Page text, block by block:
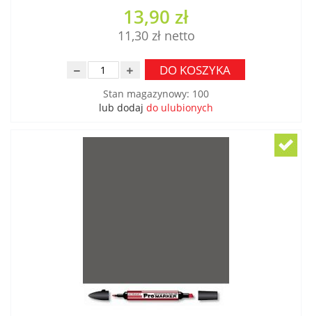
13,90 zł
11,30 zł
DO KOSZYKA
Stan magazynowy: 100
lub dodaj do ulubionych